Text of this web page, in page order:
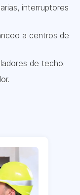
interruptores
a centros de
de techo.